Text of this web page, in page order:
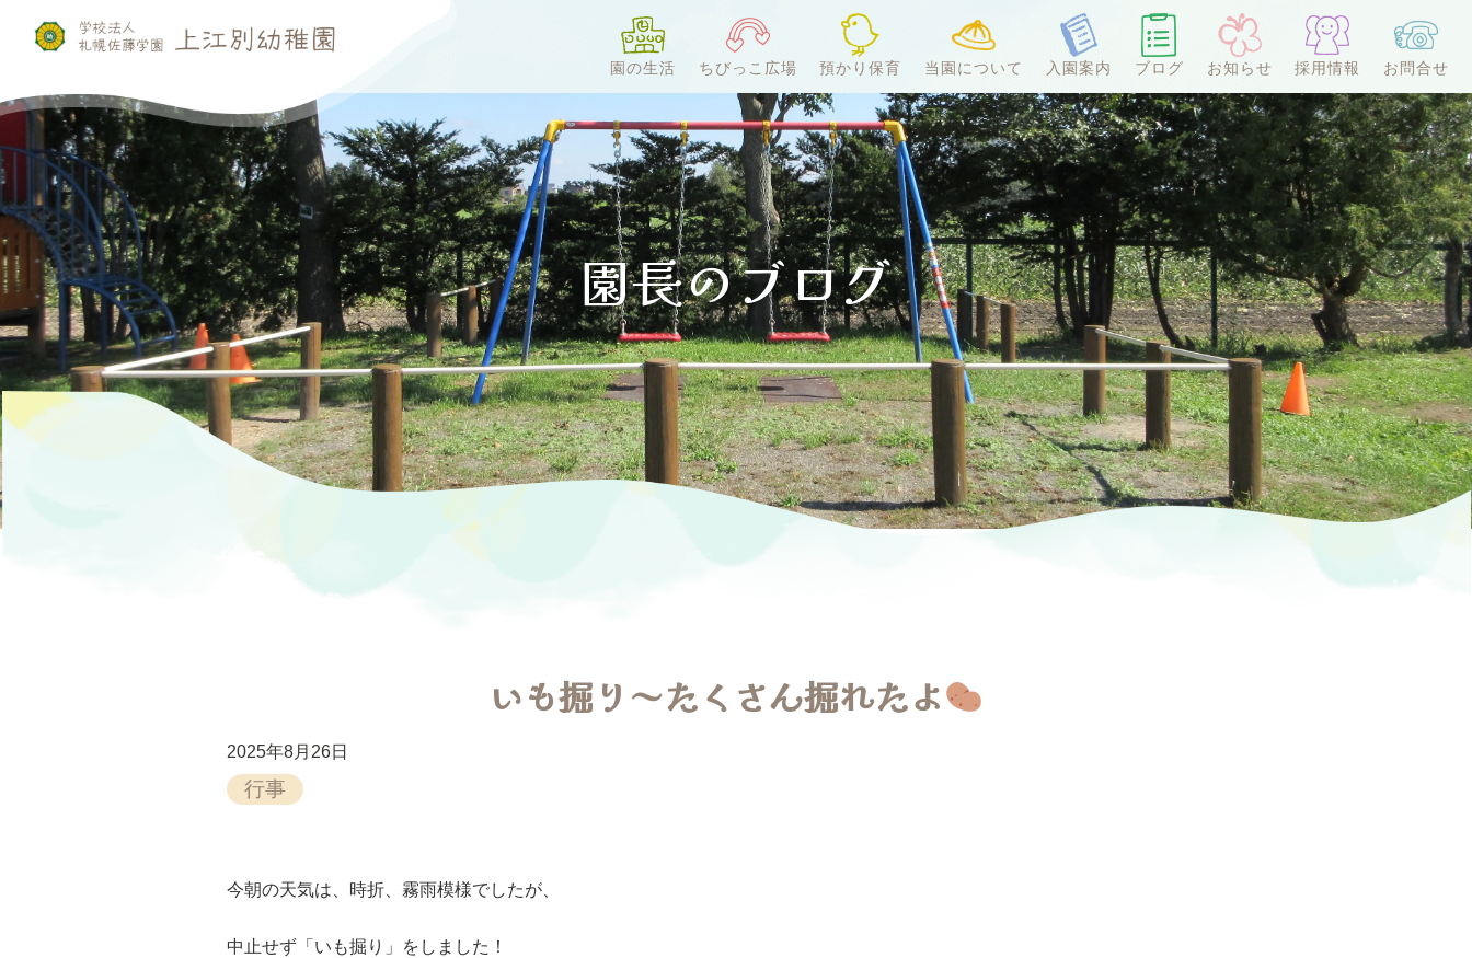
園の生活 ちびっこ広場 預かり保育 当園について 入園案内 ブログ お知らせ 採用情報 お問合せ
いも掘り～たくさん掘れたよ
2025年8月26日
行事
今朝の天気は、時折、霧雨模様でしたが、
中止せず「いも掘り」をしました！